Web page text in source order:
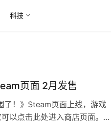
科技
页面 2月发售
了！》Steam页面上线，游戏
以点击此处进入商店页面。游